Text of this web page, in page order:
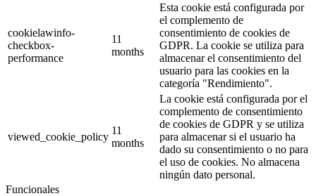
cookielawinfo-
checkbox-
performance
11
months
Esta cookie está configurada por
el complemento de
consentimiento de cookies de
GDPR. La cookie se utiliza para
almacenar el consentimiento del
usuario para las cookies en la
categoría "Rendimiento".
viewed_cookie_policy
11
months
La cookie está configurada por el
complemento de consentimiento
de cookies de GDPR y se utiliza
para almacenar si el usuario ha
dado su consentimiento o no para
el uso de cookies. No almacena
ningún dato personal.
Funcionales